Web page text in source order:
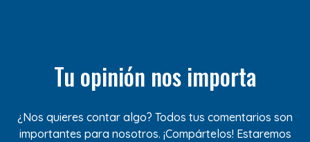
Tu opinión nos importa
¿Nos quieres contar algo? Todos tus comentarios son
importantes para nosotros. ¡Compártelos! Estaremos